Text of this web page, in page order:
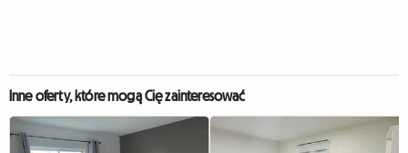
Inne oferty, które mogą Cię zainteresować